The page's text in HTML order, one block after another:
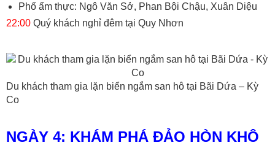
Phố ẩm thực: Ngô Văn Sở, Phan Bội Chậu, Xuân Diệu
22:00 Quý khách nghỉ đêm tại Quy Nhơn
Du khách tham gia lặn biển ngắm san hô tại Bãi Dứa – Kỳ
Co
NGÀY 4: KHÁM PHÁ ĐẢO HÒN KHÔ